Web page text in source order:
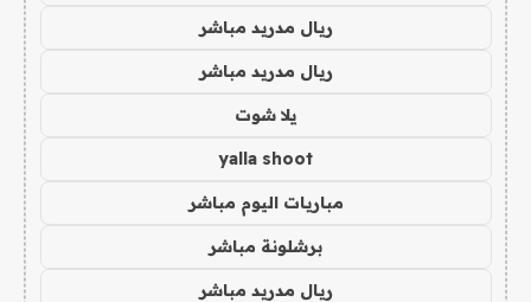
ريال مدريد مباشر
ريال مدريد مباشر
يلا شوت
yalla shoot
مباريات اليوم مباشر
برشلونة مباشر
ريال مدريد مباشر